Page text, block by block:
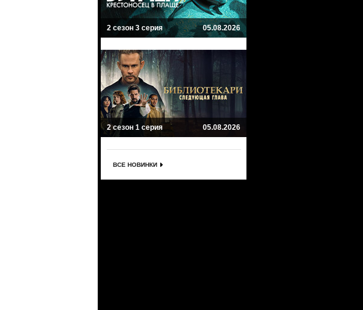
2 сезон 3 серия 05.08.2026
2 сезон 1 серия 05.08.2026
ВСЕ НОВИНКИ